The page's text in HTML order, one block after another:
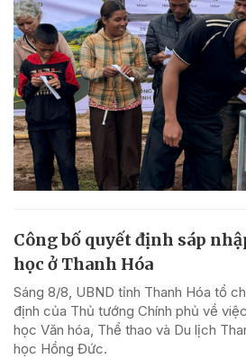
Công bố quyết định sáp
học ở Thanh Hóa
Sáng 8/8, UBND tỉnh Thanh Hóa tổ
định của Thủ tướng Chính phủ về
học Văn hóa, Thể thao và Du lịch
học Hồng Đức.